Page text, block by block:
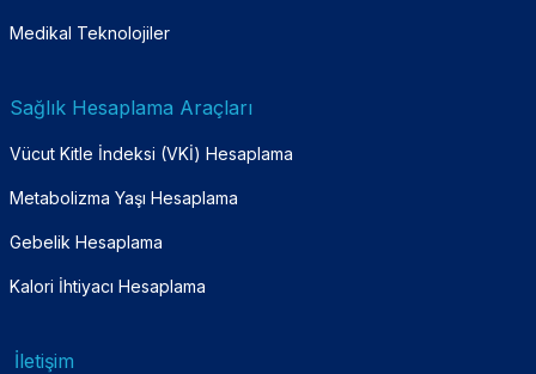
Medikal Teknolojiler
Sağlık Hesaplama Araçları
Vücut Kitle İndeksi (VKİ) Hesaplama
Metabolizma Yaşı Hesaplama
Gebelik Hesaplama
Kalori İhtiyacı Hesaplama
İletişim